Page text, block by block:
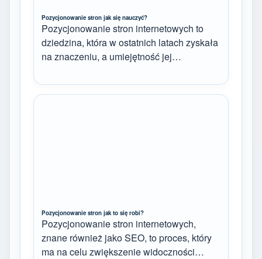
Pozycjonowanie stron jak się nauczyć?
Pozycjonowanie stron internetowych to
dziedzina, która w ostatnich latach zyskała
na znaczeniu, a umiejętność jej…
Pozycjonowanie stron jak to się robi?
Pozycjonowanie stron internetowych,
znane również jako SEO, to proces, który
ma na celu zwiększenie widoczności…